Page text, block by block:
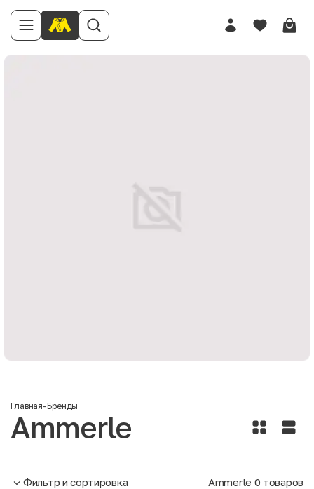
Главная-Бренды
Ammerle
Фильтр и сортировка Ammerle 0 товаров